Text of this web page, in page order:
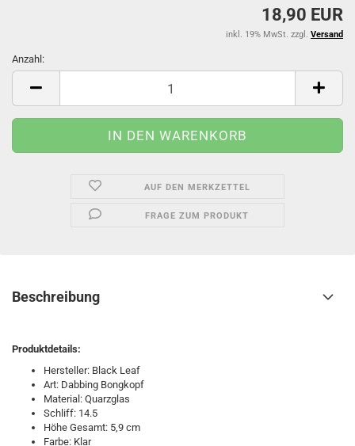
18,90 EUR
inkl. 19% MwSt. zzgl. Versand
Anzahl:
Anzahl
AUF DEN MERKZETTEL
FRAGE ZUM PRODUKT
Beschreibung
Produktdetails:
Hersteller: Black Leaf
Art: Dabbing Bongkopf
Material: Quarzglas
Schliff: 14.5
Höhe Gesamt: 5,9 cm
Farbe: Klar